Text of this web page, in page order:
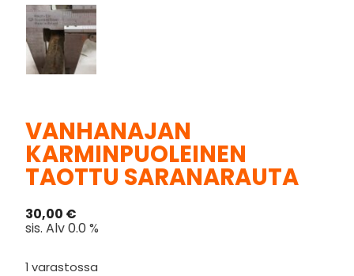
VANHANAJAN
KARMINPUOLEINEN
TAOTTU SARANARAUTA
30,00 €
sis. Alv 0.0 %
1 varastossa